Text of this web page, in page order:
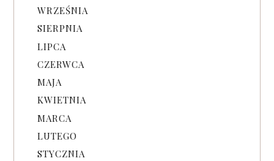
WRZEŚNIA
SIERPNIA
LIPCA
CZERWCA
MAJA
KWIETNIA
MARCA
LUTEGO
STYCZNIA